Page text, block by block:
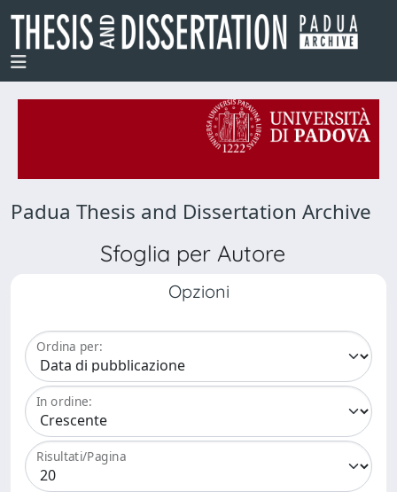
Padua Thesis and Dissertation Archive
Sfoglia per Autore
Opzioni
Ordina per:
In ordine:
Risultati/Pagina